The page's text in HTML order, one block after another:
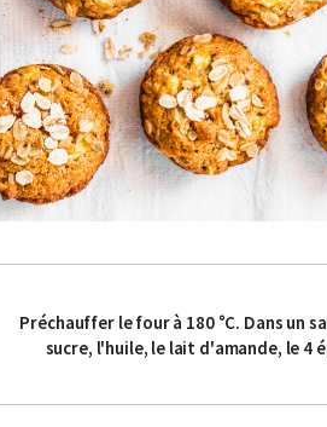
Préchauffer le four à 180 °C. Dans un
sucre, l'huile, le lait d'amande, le 4